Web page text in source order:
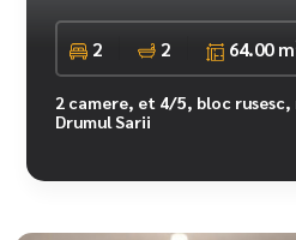
2 2 64.00 m
2 camere, et 4/5, bloc rusesc,
Drumul Sarii